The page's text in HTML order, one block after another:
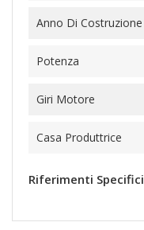
Anno Di Costruzione
Potenza
Giri Motore
Casa Produttrice
Riferimenti Specifici